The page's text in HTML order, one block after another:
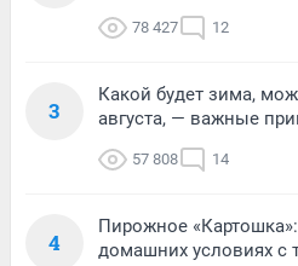
78 427 12
3
Какой будет зима,
августа, — важные
57 808 14
4
Пирожное
домашних условиях с